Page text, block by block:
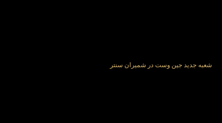
شعبه جدید جین وست در شمیران سنتر